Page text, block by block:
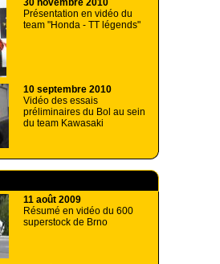
30 novembre 2010
Présentation en vidéo du
team "Honda - TT légends"
10 septembre 2010
Vidéo des essais
préliminaires du Bol au sein
du team Kawasaki
11 août 2009
Résumé en vidéo du 600
superstock de Brno